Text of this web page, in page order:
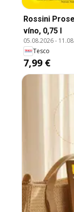
Rossini
víno, 0,75 l
05.08.2026-
Tesco
7,99 €